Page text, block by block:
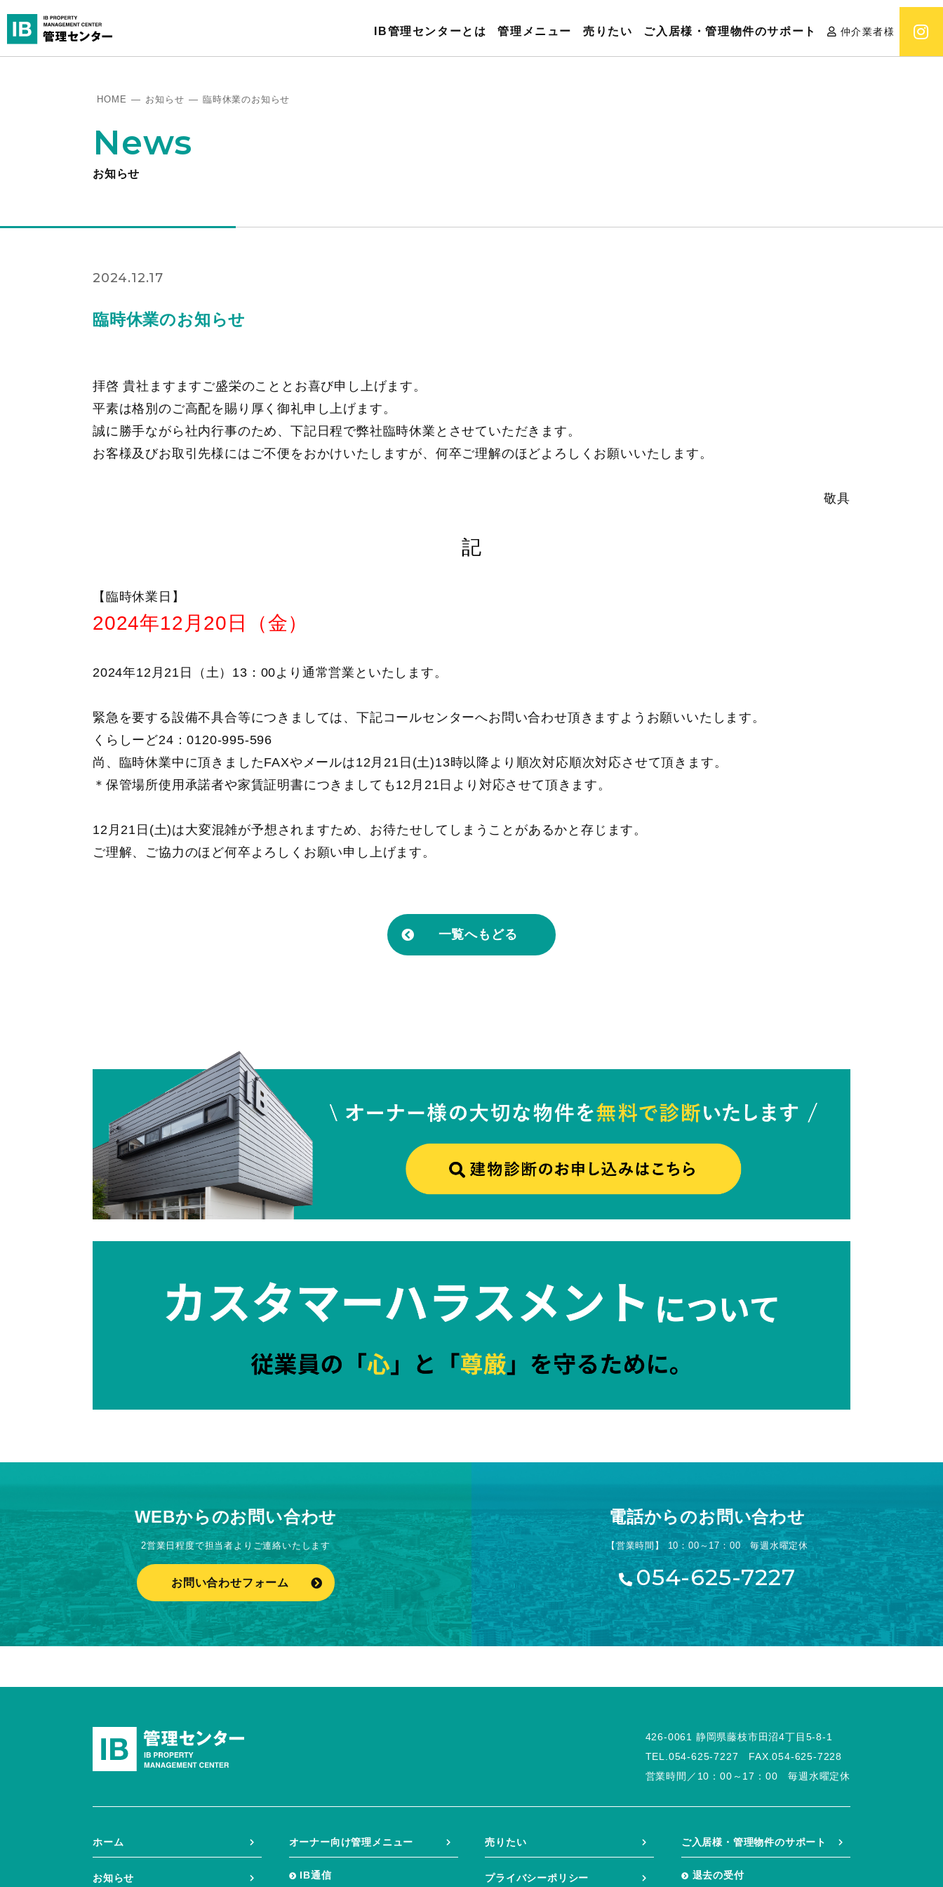
IB管理センターとは 管理メニュー 売りたい ご入居様・管理物件のサポート 仲介業者様
HOME ― お知らせ ― 臨時休業のお知らせ
News
お知らせ
2024.12.17
臨時休業のお知らせ
拝啓 貴社ますますご盛栄のこととお喜び申し上げます。
平素は格別のご高配を賜り厚く御礼申し上げます。
誠に勝手ながら社内行事のため、下記日程で弊社臨時休業とさせていただきます。
お客様及びお取引先様にはご不便をおかけいたしますが、何卒ご理解のほどよろしくお願いいたします。
敬具
記
【臨時休業日】
2024年12月20日（金）
2024年12月21日（土）13：00より通常営業といたします。
緊急を要する設備不具合等につきましては、下記コールセンターへお問い合わせ頂きますようお願いいたします。
くらしーど24：0120-995-596
尚、臨時休業中に頂きましたFAXやメールは12月21日(土)13時以降より順次対応順次対応させて頂きます。
＊保管場所使用承諾者や家賃証明書につきましても12月21日より対応させて頂きます。
12月21日(土)は大変混雑が予想されますため、お待たせしてしまうことがあるかと存じます。
ご理解、ご協力のほど何卒よろしくお願い申し上げます。
一覧へもどる
WEBからのお問い合わせ
2営業日程度で担当者よりご連絡いたします
お問い合わせフォーム
電話からのお問い合わせ
【営業時間】 10：00～17：00 毎週水曜定休
054-625-7227
426-0061 静岡県藤枝市田沼4丁目5-8-1
TEL.054-625-7227 FAX.054-625-7228
営業時間／10：00～17：00 毎週水曜定休
ホーム
お知らせ
オーナー向け管理メニュー
IB通信
売りたい
プライバシーポリシー
ご入居様・管理物件のサポート
退去の受付